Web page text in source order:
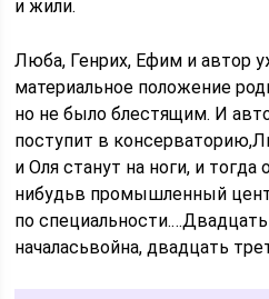
и жили.
Люба, Генрих, Ефим и автор
материальное положение
но не было блестящим. И
поступит в
и Оля станут на ноги, и тогда
нибудьв промышленный
по
началасьвойна, двадцать